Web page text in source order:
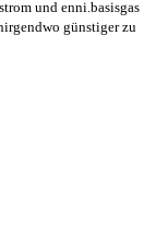
und enni.basisgas
günstiger zu